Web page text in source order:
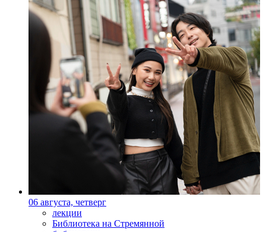
06 августа, четверг
лекции
Библиотека на Стремянной